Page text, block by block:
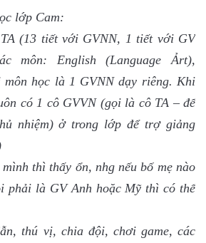
lớp Cam:
(13 tiết với GVNN, 1 tiết với GV
môn: English (Language Ảrt),
môn học là 1 GVNN dạy riêng. Khi
có 1 cô GVVN (gọi là cô TA – để
nhiệm) ở trong lớp để trợ giảng
thì thấy ổn, nhg nếu bố mẹ nào
phải là GV Anh hoặc Mỹ thì có thể
thú vị, chia đội, chơi game, các